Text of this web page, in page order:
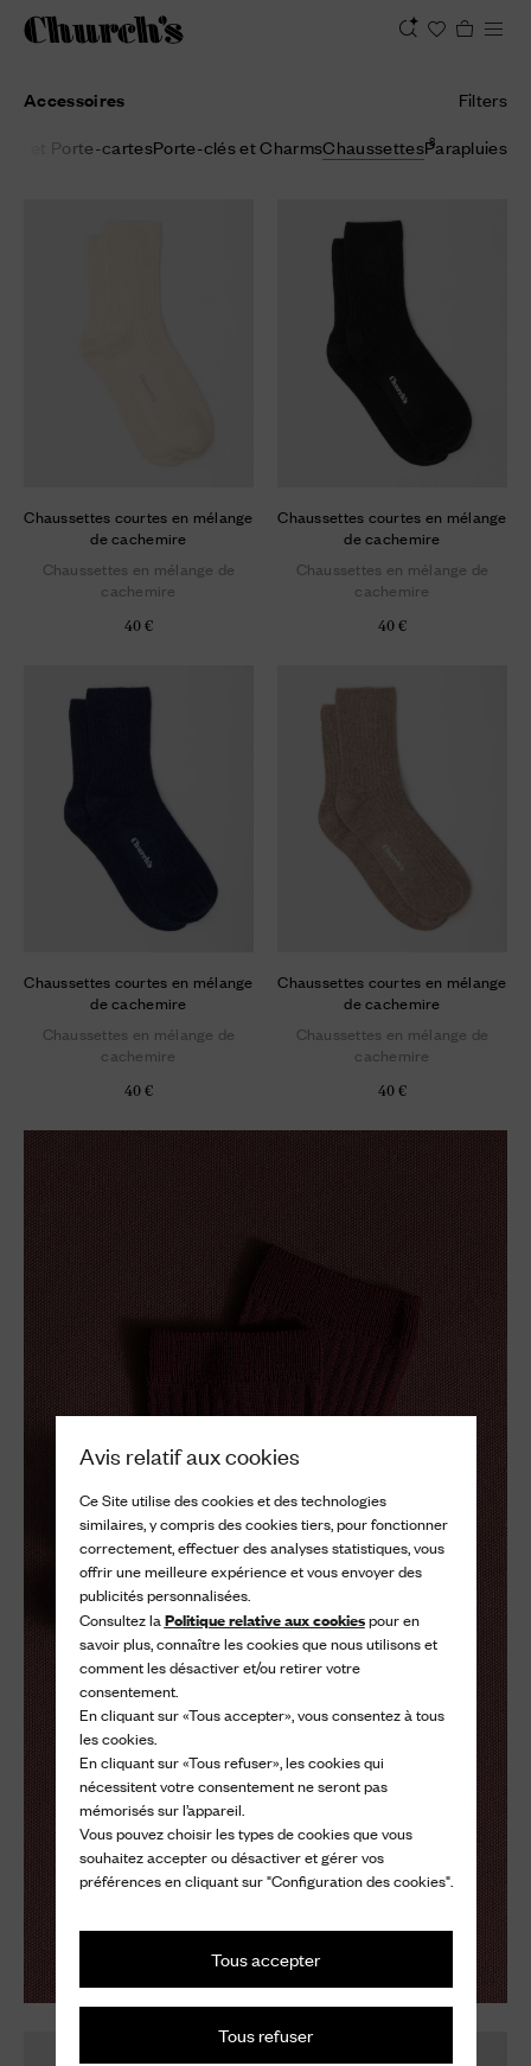
Avis relatif aux cookies
Ce Site utilise des cookies et des technologies
similaires, y compris des cookies tiers, pour fonctionner
correctement, effectuer des analyses statistiques, vous
offrir une meilleure expérience et vous envoyer des
publicités personnalisées.
Consultez la Politique relative aux cookiespour en
savoir plus, connaître les cookies que nous utilisons et
comment les désactiver et/ou retirer votre
consentement.
En cliquant sur «Tous accepter», vous consentez à tous
les cookies.
En cliquant sur «Tous refuser», les cookies qui
nécessitent votre consentement ne seront pas
mémorisés sur l’appareil.
Vous pouvez choisir les types de cookies que vous
souhaitez accepter ou désactiver et gérer vos
préférences en cliquant sur "Configuration des cookies".
Tous accepter
Tous refuser
Accessoires
Filters
et Porte-cartesPorte-clés et CharmsChaussettes 8
Parapluies
Chaussettes courtes en mélange
de cachemire
Chaussettes en mélange de
cachemire
40 €
Chaussettes courtes en mélange
de cachemire
Chaussettes en mélange de
cachemire
40 €
Chaussettes courtes en mélange
de cachemire
Chaussettes en mélange de
cachemire
40 €
Chaussettes courtes en mélange
de cachemire
Chaussettes en mélange de
cachemire
40 €